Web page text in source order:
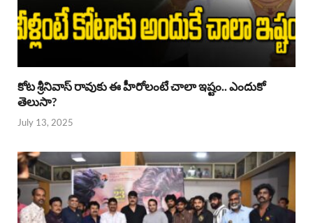
కోట శ్రీనివాస్ రావుకు ఈ హీరోలంటే చాలా ఇష్టం.. ఎందుకో
తెలుసా?
July 13, 2025